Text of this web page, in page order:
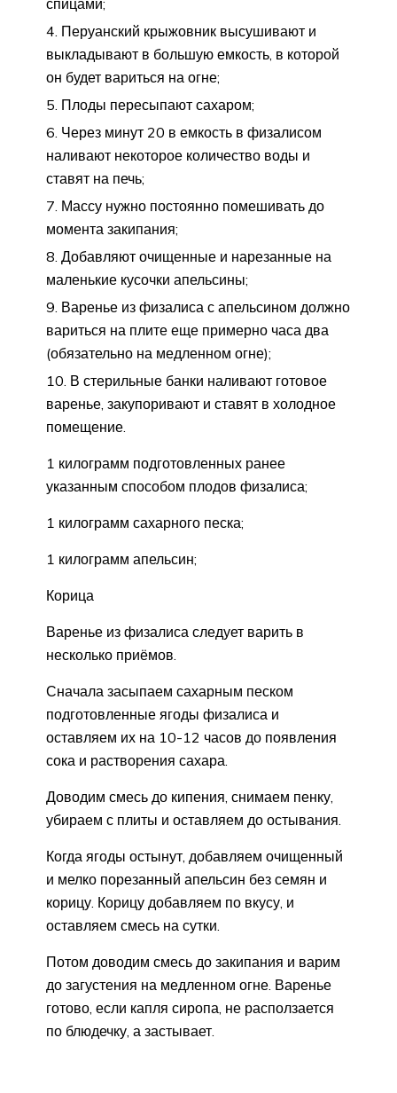
спицами;
Перуанский крыжовник высушивают и
выкладывают в большую емкость, в которой
он будет вариться на огне;
Плоды пересыпают сахаром;
Через минут 20 в емкость в физалисом
наливают некоторое количество воды и
ставят на печь;
Массу нужно постоянно помешивать до
момента закипания;
Добавляют очищенные и нарезанные на
маленькие кусочки апельсины;
Варенье из физалиса с апельсином должно
вариться на плите еще примерно часа два
(обязательно на медленном огне);
В стерильные банки наливают готовое
варенье, закупоривают и ставят в холодное
помещение.
1 килограмм подготовленных ранее
указанным способом плодов физалиса;
1 килограмм сахарного песка;
1 килограмм апельсин;
Корица
Варенье из физалиса следует варить в
несколько приёмов.
Сначала засыпаем сахарным песком
подготовленные ягоды физалиса и
оставляем их на 10-12 часов до появления
сока и растворения сахара.
Доводим смесь до кипения, снимаем пенку,
убираем с плиты и оставляем до остывания.
Когда ягоды остынут, добавляем очищенный
и мелко порезанный апельсин без семян и
корицу. Корицу добавляем по вкусу, и
оставляем смесь на сутки.
Потом доводим смесь до закипания и варим
до загустения на медленном огне. Варенье
готово, если капля сиропа, не расползается
по блюдечку, а застывает.